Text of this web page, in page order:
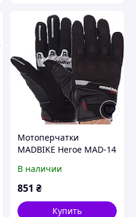
Мотоперчатки
MADBIKE Heroe MAD-14
В наличии
851 ₴
Купить